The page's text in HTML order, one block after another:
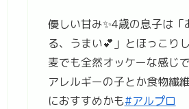
優しい甘み✨4歳の息子は「
る、うまい💕」とほっこり
麦でも全然オッケーな感じ
アレルギーの子とか食物繊
におすすめかも#アルプロ